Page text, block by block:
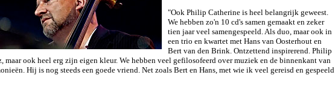
"Ook Philip Catherine is heel belangrijk geweest.
We hebben zo'n 10 cd's samen gemaakt en zeker
tien jaar veel samengespeeld. Als duo, maar ook in
een trio en kwartet met Hans van Oosterhout en
Bert van den Brink. Ontzettend inspirerend. Philip
maar ook heel erg zijn eigen kleur. We hebben veel gefilosofeerd over muziek en de binnenkant van
Hij is nog steeds een goede vriend. Net zoals Bert en Hans, met wie ik veel gereisd en gespeeld